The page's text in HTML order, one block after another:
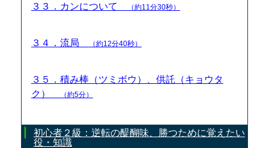
３３．カンについて （約11分30秒）
３４．流局 （約12分40秒）
３５．積み棒（ツミボウ）、供託（キョウタ
ク）
（約5分）
初心者２級：逆転の醍醐味、勝つために覚えたい
役・知識